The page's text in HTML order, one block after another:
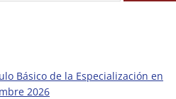
Básico de la Especialización en
2026